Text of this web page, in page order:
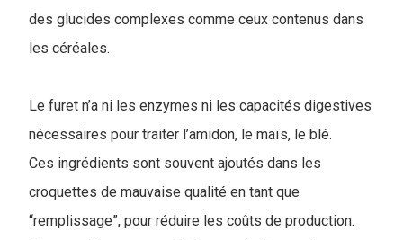
des glucides complexes comme ceux contenus dans
les céréales.
Le furet n’a ni les enzymes ni les capacités digestives
nécessaires pour traiter l’amidon, le maïs, le blé.
Ces ingrédients sont souvent ajoutés dans les
croquettes de mauvaise qualité en tant que
“remplissage”, pour réduire les coûts de production.